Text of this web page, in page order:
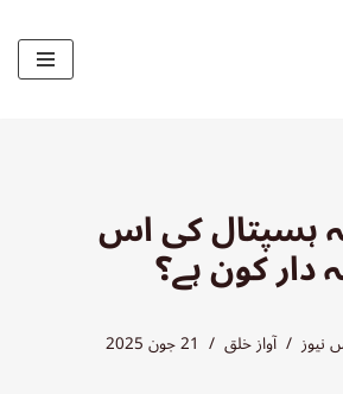
ہسپتال کی اس
دار کون ہے؟
نیوز آواز خلق 21 جون 2025